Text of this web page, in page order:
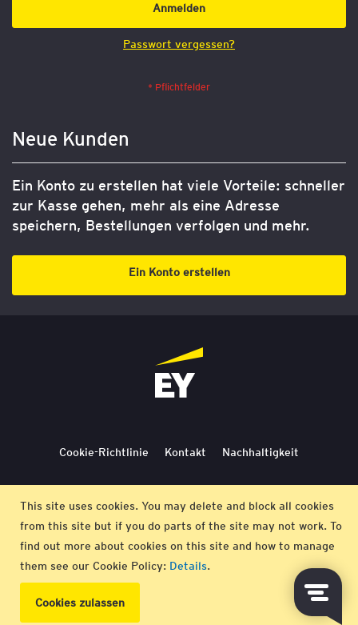
This site uses cookies. You may delete and block all cookies
from this site but if you do parts of the site may not work. To
find out more about cookies on this site and how to manage
them see our Cookie Policy: Details.
Cookies zulassen
Anmelden
Passwort vergessen?
Neue Kunden
Ein Konto zu erstellen hat viele Vorteile: schneller
zur Kasse gehen, mehr als eine Adresse
speichern, Bestellungen verfolgen und mehr.
Ein Konto erstellen
Cookie-Richtlinie Kontakt Nachhaltigkeit
Impressum
© EY 2026 |Datenschutz-Bestimmungen